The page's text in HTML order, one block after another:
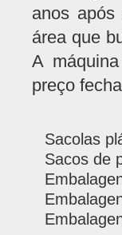
anos
área que
A
preço
Sacolas
Sacos de